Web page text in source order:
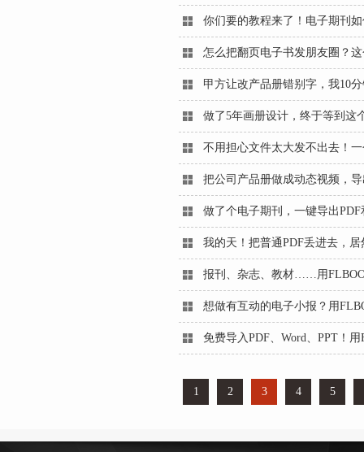
你们要的教程来了！电子期刊
怎么把翻页电子书发朋友圈？
甲方让改产品册错别字，我10
做了5年画册设计，终于等到这
不用担心文件太大发不出去！
把公司产品册做成动态视频，
做了个电子期刊，一键导出
我的天！把普通PDF丢进去，
报刊、杂志、教材……用
想做有互动的电子小报？用
免费导入PDF、Word、PPT！
1 2 3 4 5